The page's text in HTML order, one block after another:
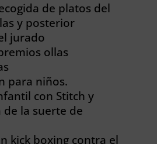
de platos del
y posterior
jurado
ollas
para niños.
con Stitch y
de la suerte de
kick boxing contra el